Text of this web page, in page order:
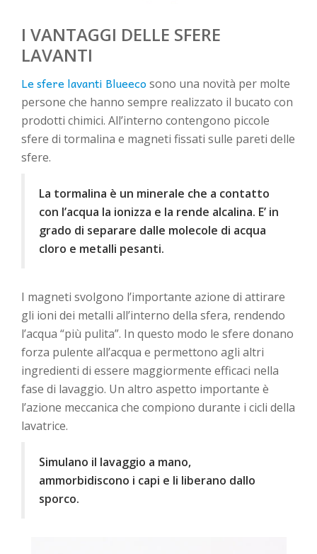
I VANTAGGI DELLE SFERE
LAVANTI
Le sfere lavanti Blueeco sono una novità per molte
persone che hanno sempre realizzato il bucato con
prodotti chimici. All’interno contengono piccole
sfere di tormalina e magneti fissati sulle pareti delle
sfere.
La tormalina è un minerale che a contatto
con l’acqua la ionizza e la rende alcalina. E’ in
grado di separare dalle molecole di acqua
cloro e metalli pesanti.
I magneti svolgono l’importante azione di attirare
gli ioni dei metalli all’interno della sfera, rendendo
l’acqua “più pulita”. In questo modo le sfere donano
forza pulente all’acqua e permettono agli altri
ingredienti di essere maggiormente efficaci nella
fase di lavaggio. Un altro aspetto importante è
l’azione meccanica che compiono durante i cicli della
lavatrice.
Simulano il lavaggio a mano,
ammorbidiscono i capi e li liberano dallo
sporco.